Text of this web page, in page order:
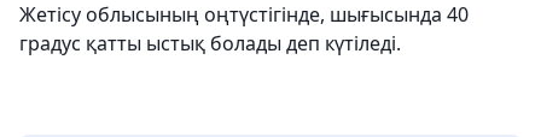
Жетісу облысының оңтүстігінде, шығысында 40
градус қатты ыстық болады деп күтіледі.